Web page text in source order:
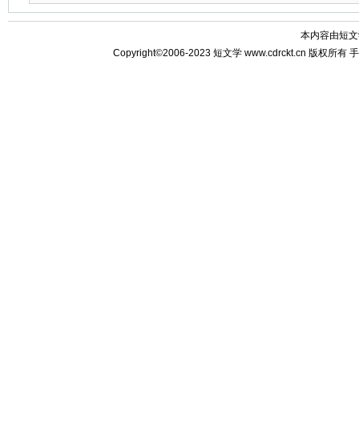
本内容由短
Copyright©2006-2023 短文学 www.cdrckt.cn 版权所有